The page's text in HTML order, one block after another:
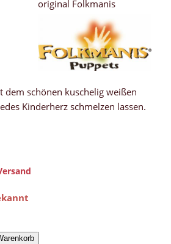
original Folkmanis
dem schönen kuschelig weißen
Kinderherz schmelzen lassen.